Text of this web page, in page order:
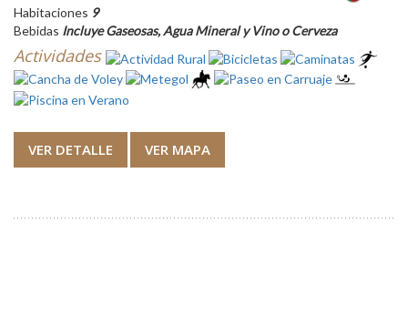
Habitaciones 9
Bebidas Incluye Gaseosas, Agua Mineral y Vino o Cerveza
Actividades
VER DETALLE VER MAPA